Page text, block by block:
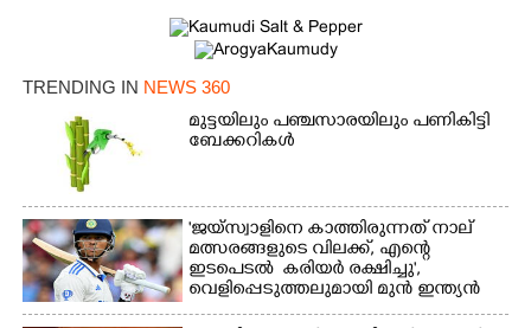
TRENDING IN NEWS 360
മുട്ടയിലും പഞ്ചസാരയിലും പണികിട്ടി
ബേക്കറികൾ
'ജയ്സ്വാളിനെ കാത്തിരുന്നത് നാല്
മത്സരങ്ങളുടെ വിലക്ക്, എന്റെ
ഇടപെടൽ കരിയർ രക്ഷിച്ചു',​
വെളിപ്പെടുത്തലുമായി മുൻ ഇന്ത്യൻ
ക്യാപ്‌ടൻ